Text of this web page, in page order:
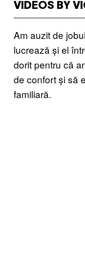
VIDEOS BY
Am auzit de
lucrează și el
dorit pentru că
de confort și să
familiară.